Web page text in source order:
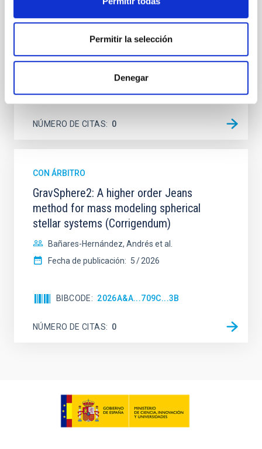
Permitir la selección
Denegar
in nature. Aims. We aim to investigate the spatially
resolved structure of the nebula
Steinmetz, T. et al.
Fecha de publicación: 6 2026
BIBCODE 2026A&A...710A.198S
NÚMERO DE CITAS 0
CON ÁRBITRO
GravSphere2: A higher order Jeans
method for mass modeling spherical
stellar systems (Corrigendum)
Bañares-Hernández, Andrés et al.
Fecha de publicación: 5 2026
BIBCODE 2026A&A...709C...3B
NÚMERO DE CITAS 0